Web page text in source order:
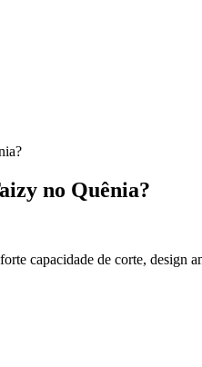
no Quênia?
capacidade de corte, design